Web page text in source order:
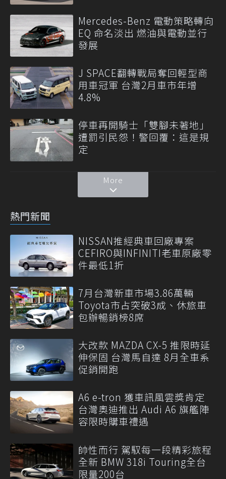
Mercedes-Benz 電動策略轉向
EQ 命名淡出 燃油與電動並行
發展
J SPACE翻轉戰局奪回輕型商
用車冠軍 台灣2月車市年增
4.8%
停車再開騎士「雙腳未著地」
遭罰引民怨！警回覆：這是規
定
More
熱門新聞
NISSAN推經典車回廠專案
CEFIRO與INFINITI老車原廠零
件最低1折
7月台灣新車市場3.86萬輛
Toyota市占突破3成、休旅車
包辦暢銷榜8席
大改款 MAZDA CX-5 推限時延
伸保固 台灣馬自達 8月全車系
促銷開跑
A6 e-tron 獲車訊風雲獎肯定
台灣奧迪推出 Audi A6 旗艦陣
容限時購車禮遇
帥性而行 駕馭每一段精彩旅程
全新 BMW 318i Touring全台
限量200台